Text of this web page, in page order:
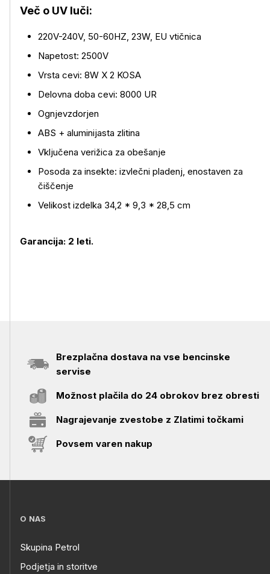
Več o UV luči:
220V-240V, 50-60HZ, 23W, EU vtičnica
Napetost: 2500V
Vrsta cevi: 8W X 2 KOSA
Delovna doba cevi: 8000 UR
Ognjevzdorjen
ABS + aluminijasta zlitina
Vključena verižica za obešanje
Posoda za insekte: izvlečni pladenj, enostaven za
čiščenje
Velikost izdelka 34,2 * 9,3 * 28,5 cm
Garancija: 2 leti.
Brezplačna dostava na vse bencinske
servise
Možnost plačila do 24 obrokov brez obresti
Nagrajevanje zvestobe z Zlatimi točkami
Povsem varen nakup
O NAS
Skupina Petrol
Podjetja in storitve